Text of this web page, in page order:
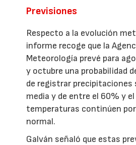
Previsiones
Respecto a la evolución
informe recoge que la
Meteorología prevé para
y octubre una probabilidad
de registrar precipitaciones
media y de entre el 60% y
temperaturas continúen
normal.
Galván señaló que estas